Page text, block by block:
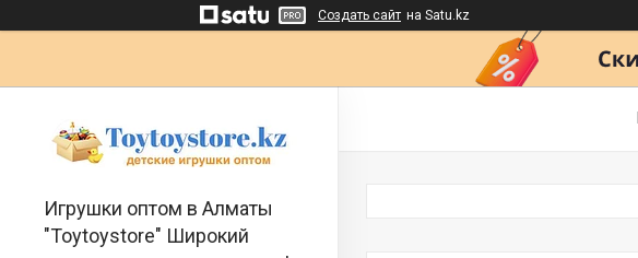
Создать сайт на Satu.kz
Игрушки оптом в Алматы
"Toytoystore" Широкий